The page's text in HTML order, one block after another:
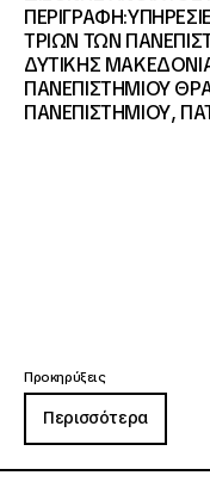
ΤΡΙΩΝ ΤΩΝ
ΔΥΤΙΚΗΣ
ΠΑΝΕΠΙΣΤΗΜΙΟΥ
ΠΑΝΕΠΙΣΤΗΜΙΟΥ,
Προκηρύξεις
Περισσότερα